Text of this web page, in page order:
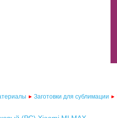
чехлы для
Заготовки для сублимации